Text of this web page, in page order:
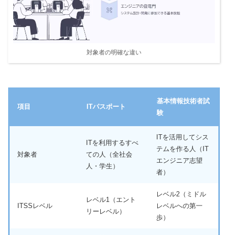
対象者の明確な違い
項目 ITパスポート
基本情報技術者試
験
対象者
ITを利用するすべ
ての人（全社会
人・学生）
ITを活用してシス
テムを作る人（IT
エンジニア志望
者）
ITSSレベル
レベル1（エント
リーレベル）
レベル2（ミドル
レベルへの第一
歩）